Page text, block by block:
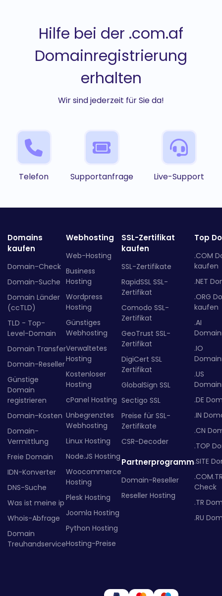
Hilfe bei der .com.af
Domainregistrierung
erhalten
Wir sind jederzeit für Sie da!
Telefon Supportanfrage Live-Support
Domains
kaufen
Domain-Check
Domain-Suche
Domain Länder
(ccTLD)
TLD - Top-
Level-Domain
Domain Transfer
Domain-Reseller
Günstige
Domain
registrieren
Domain-Kosten
Domain-
Vermittlung
Freie Domain
IDN-Konverter
DNS-Suche
Was ist meine ip
Whois-Abfrage
Domain
Treuhandservice
Webhosting
Web-Hosting
Business
Hosting
Wordpress
Hosting
Günstiges
Webhosting
Verwaltetes
Hosting
Kostenloser
Hosting
cPanel Hosting
Unbegrenztes
Webhosting
Linux Hosting
Node.JS Hosting
Woocommerce
Hosting
Plesk Hosting
Joomla Hosting
Python Hosting
Hosting-Preise
SSL-Zertifikat
kaufen
SSL-Zertifikate
RapidSSL SSL-
Zertifikat
Comodo SSL-
Zertifikat
GeoTrust SSL-
Zertifikat
DigiCert SSL
Zertifikat
GlobalSign SSL
Sectigo SSL
Preise für SSL-
Zertifikate
CSR-Decoder
Partnerprogramm
Domain-Reseller
Reseller Hosting
Top
.COM
kaufen
.NET
.ORG
kaufen
.AI
.IO
.US
.DE
.IN
.CN
.TOP
.SITE
Check
.TR
.RU